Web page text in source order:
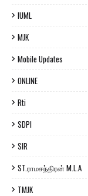
IUML
MJK
Mobile Updates
ONLINE
Rti
SDPI
SIR
ST.ராமசந்திரன் M.L.A
TMJK